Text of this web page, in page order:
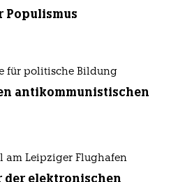
Populismus
für politische Bildung
antikommunistischen
am Leipziger Flughafen
der elektronischen